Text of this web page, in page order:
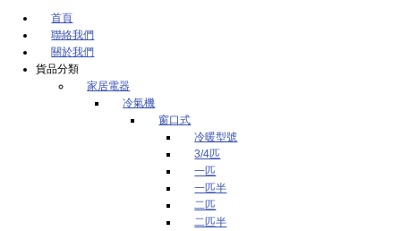
首頁
聯絡我們
關於我們
貨品分類
家居電器
冷氣機
窗口式
冷暖型號
3/4匹
一匹
一匹半
二匹
二匹半